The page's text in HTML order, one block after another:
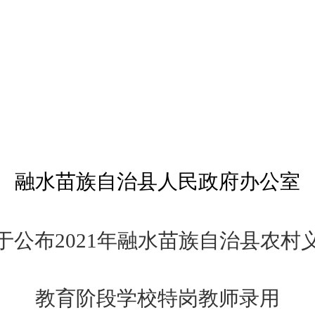
融水苗族自治县人民政府办公室
公布2021年融水苗族自治县农村
教育阶段学校特岗教师录用